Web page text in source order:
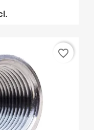
favorite_border